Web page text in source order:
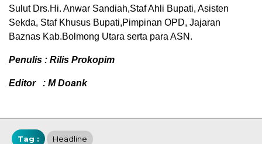
Sulut Drs.Hi. Anwar Sandiah,Staf Ahli Bupati, Asisten
Sekda, Staf Khusus Bupati,Pimpinan OPD, Jajaran
Baznas Kab.Bolmong Utara serta para ASN.
Penulis : Rilis Prokopim
Editor : M Doank
Tag : Headline